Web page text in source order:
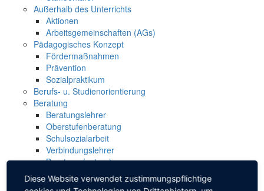
Außerhalb des Unterrichts
Aktionen
Arbeitsgemeinschaften (AGs)
Pädagogisches Konzept
Fördermaßnahmen
Prävention
Sozialpraktikum
Berufs- u. Studienorientierung
Beratung
Beratungslehrer
Oberstufenberatung
Schulsozialarbeit
Verbindungslehrer
Beratung (extern)
Schulgemeinschaft
Schulleitung
Diese Website verwendet zustimmungspflichtige